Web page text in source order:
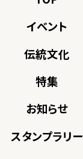
イベント
伝統文化
特集
お知らせ
スタンプラリー